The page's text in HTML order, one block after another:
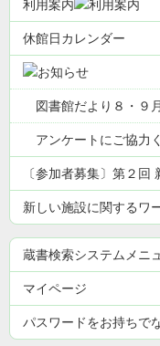
利用案内
休館日カレンダー
図書館だより８・９
アンケートにご協力
〔参加者募集〕第２
新しい施設に関するワ
蔵書検索システムメニ
マイページ
パスワードをお持ちで